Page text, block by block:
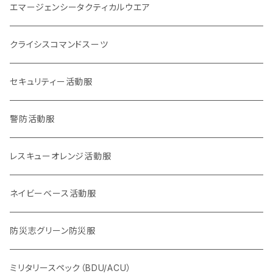
オフィシャル
POLICE EYE
災害事案別
2017九州北部豪雨
2018西日本豪雨
2016,4熊本地震
チャリティマーク
KOKONI KITE
オールジャパン支援
トレードマーク
ロイヤリティマーク
通信系
操作・資格・技術・技能系
車両系
重機系
体力系
ヘルプセンター系
エマージェンシータクティカルウエア
クライシスコマンドスーツ
セキュリティー活動服
警防活動服
レスキューオレンジ活動服
ネイビーベース活動服
防災志グリーン防災服
ミリタリースペック（BDU/ACU）